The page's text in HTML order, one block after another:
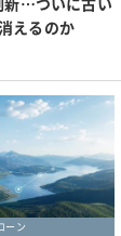
えるのか
ーン